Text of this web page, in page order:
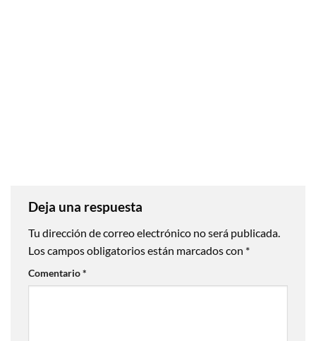
Deja una respuesta
Tu dirección de correo electrónico no será publicada.
Los campos obligatorios están marcados con *
Comentario*